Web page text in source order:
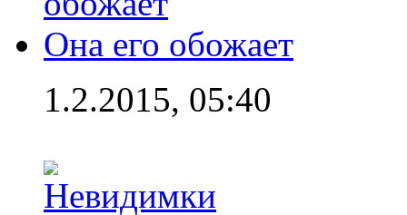
Она его обожает
1.2.2015, 05:40